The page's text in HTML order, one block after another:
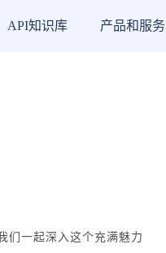
API知识库 产品和服务
们一起深入这个充满魅力